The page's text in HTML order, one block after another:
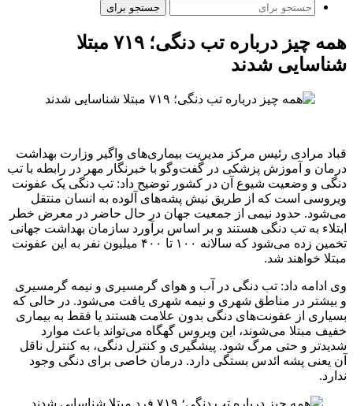
جستجو برای
همه چیز درباره تب دنگی؛ ۷۱۹ مبتلا
شناسایی شدند
قباد مرادی رئیس مرکز مدیریت بیماری‌های واگیر وزارت بهداشت
درمان و آموزش پزشکی در گفت‌وگو با خبرنگار مهر در رابطه با تب
دنگی و وضعیت شیوع آن در کشور توضیح داد: تب دنگی یک عفونت
ویروسی است که از طریق نیش پشه‌های آلوده به انسان منتقل
می‌شود. حدود نیمی از جمعیت جهان در حال حاضر در معرض خطر
ابتلاء به تب دنگی هستند و بر اساس برآورد سازمان بهداشت جهانی
تخمین زده می‌شود که سالانه ۱۰۰ تا ۴۰۰ میلیون نفر به این عفونت
مبتلا خواهند شد.
وی ادامه داد: تب دنگی در آب و هوای گرمسیری و نیمه گرمسیری
و بیشتر در مناطق شهری و نیمه شهری یافت می‌شود. در حالی که
بسیاری از عفونت‌های دنگی بدون علامت هستند یا فقط به بیماری
خفیف مبتلا می‌شوند، این ویروس گهگاه می‌تواند باعث موارد
شدیدتر و حتی مرگ شود. پیشگیری و کنترل دنگی، به کنترل ناقل
آن یعنی پشه ائدس بستگی دارد. درمان خاصی برای دنگی وجود
ندارد.